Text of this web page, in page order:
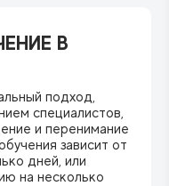
В
подход,
специалистов,
и перенимание
зависит от
дней, или
на несколько